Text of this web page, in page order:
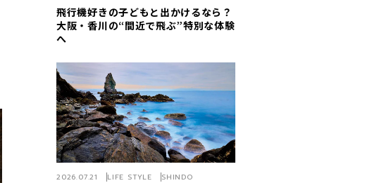
飛行機好きの子どもと出かけるなら？
大阪・香川の“間近で飛ぶ”特別な体験
へ
2026.07.21 LIFE STYLE SHINDO